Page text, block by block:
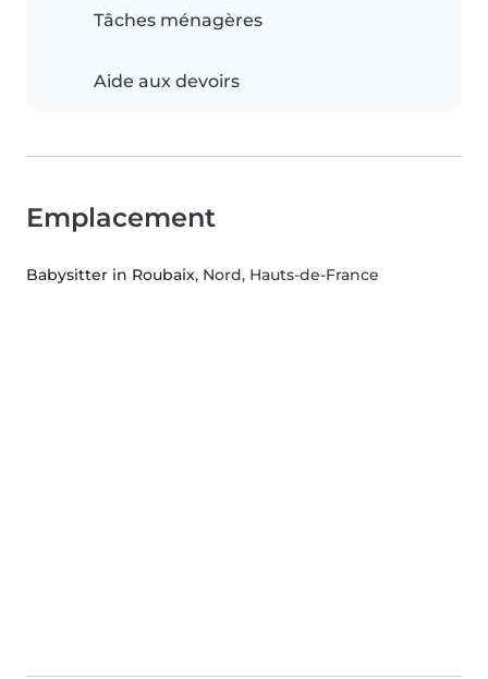
Tâches ménagères
Aide aux devoirs
Emplacement
Babysitter in Roubaix, Nord, Hauts-de-France